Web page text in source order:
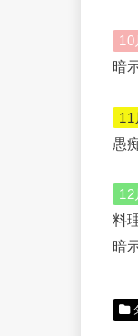
10
暗
11
愚
料
暗